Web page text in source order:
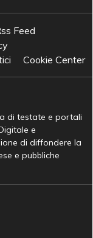
Feed
Cookie Center
di testate e portali
e
di diffondere la
e pubbliche